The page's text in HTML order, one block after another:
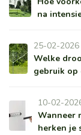
na
25-02-2026
Welke
gebruik op
10-02-
Wanneer
herken je